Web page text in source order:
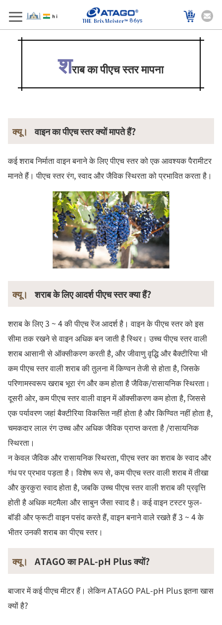
86ys
शराब का पीएच स्तर मापना
क्यू। वाइन का पीएच स्तर क्यों मापते हैं?
कई शराब निर्माता वाइन बनाने के लिए पीएच स्तर को एक आवश्यक पैरामीटर
मानते हैं। पीएच स्तर रंग, स्वाद और जैविक स्थिरता को प्रभावित करता है।
क्यू। शराब के लिए आदर्श पीएच स्तर क्या हैं?
शराब के लिए 3 ~ 4 की पीएच रेंज आदर्श है। वाइन के पीएच स्तर को इस
सीमा तक रखने से वाइन अधिक बन जाती है स्थिर। उच्च पीएच स्तर वाली
शराब आसानी से ऑक्सीकरण करती है, और जीवाणु वृद्धि और बैक्टीरिया भी
कम पीएच स्तर वाली शराब की तुलना में किण्वन तेजी से होता है, जिसके
परिणामस्वरूप खराब भूरा रंग और कम होता है जैविक/रासायनिक स्थिरता।
दूसरी ओर, कम पीएच स्तर वाली वाइन में ऑक्सीकरण कम होता है, जिससे
एक पर्यावरण जहां बैक्टीरिया विकसित नहीं होता है और किण्वित नहीं होता है,
चमकदार लाल रंग उच्च और अधिक जैविक प्राप्त करता है /रासायनिक
स्थिरता।
न केवल जैविक और रासायनिक स्थिरता, पीएच स्तर का शराब के स्वाद और
गंध पर प्रभाव पड़ता है। विशेष रूप से, कम पीएच स्तर वाली शराब में तीखा
और कुरकुरा स्वाद होता है, जबकि उच्च पीएच स्तर वाली शराब की प्रवृत्ति
होती है अधिक मटमैला और साबुन जैसा स्वाद है। कई वाइन टस्टर फुल-
बॉडी और फ्रूटी वाइन पसंद करते हैं, वाइन बनाने वाले रखते हैं 3 ~ 4 के
भीतर उनकी शराब का पीएच स्तर।
क्यू। ATAGO का PAL-pH Plus क्यों?
बाजार में कई पीएच मीटर हैं। लेकिन ATAGO PAL-pH Plus इतना खास
क्यों है?